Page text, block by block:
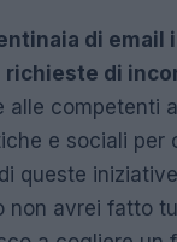
di email
richieste di
alle competenti
e sociali per
queste
non avrei fatto